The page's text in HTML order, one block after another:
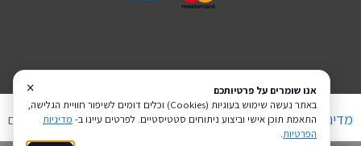
מדיניות פרטיות הצהרת נגישות Coi בניית אתרים
×
אנו שומרים על פרטיותכם
באתר נעשה שימוש בעוגיות (Cookies) וכלים דומים לשיפור חוויית הגלישה,
התאמת תוכן אישי וביצוע ניתוחים סטטיסטיים. לפרטים עיינו ב- מדיניות
הפרטיות.